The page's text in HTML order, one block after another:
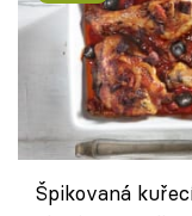
Špikovaná